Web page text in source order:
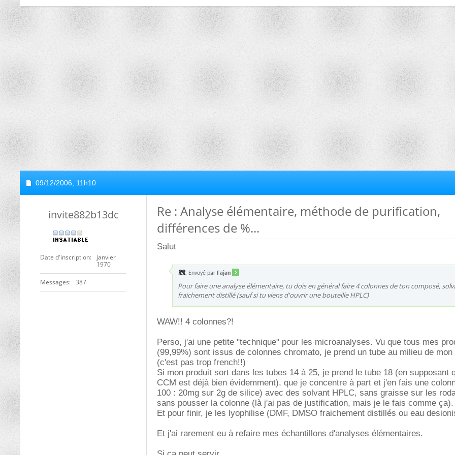
09/12/2006, 11h10
invite882b13dc
Date d'inscription
janvier
1970
Messages 387
Re : Analyse élémentaire, méthode de purification,
différences de %...
Salut
Envoyé par Fajan
Pour faire une analyse élémentaire, tu dois en général faire 4 colonnes de ton composé,
fraichement distillé (sauf si tu viens d'ouvrir une bouteille HPLC)
WAW!! 4 colonnes?!
Perso, j'ai une petite "technique" pour les microanalyses. Vu que tous mes
(99,99%) sont issus de colonnes chromato, je prend un tube au milieu de
(c'est pas trop french!!)
Si mon produit sort dans les tubes 14 à 25, je prend le tube 18 (en supposant
CCM est déjà bien évidemment), que je concentre à part et j'en fais une
100 : 20mg sur 2g de silice) avec des solvant HPLC, sans graisse sur les
sans pousser la colonne (là j'ai pas de justification, mais je le fais comme ça).
Et pour finir, je les lyophilise (DMF, DMSO fraichement distillés ou eau
Et j'ai rarement eu à refaire mes échantillons d'analyses élémentaires.